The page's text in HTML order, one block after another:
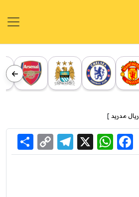
ريال مدريد ]
Facebook
WhatsApp
X
Link